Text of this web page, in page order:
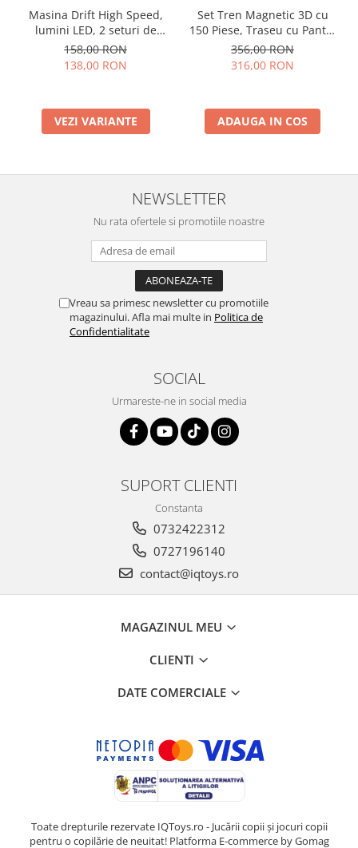
Masina Drift High Speed,
lumini LED, 2 seturi de
Anvelope, pentru Copii +8
ani si Adulti , acumulator
inclus 26x13x12cm
158,00 RON
138,00 RON
VEZI VARIANTE
Set Tren Magnetic 3D cu
150 Piese, Traseu cu Pante,
Buclă, Poduri și Cuburi
Colorate, Jucarie Educativa,
3-8 ani
356,00 RON
316,00 RON
ADAUGA IN COS
NEWSLETTER
Nu rata ofertele si promotiile noastre
Vreau sa primesc newsletter cu promotiile
magazinului. Afla mai multe in Politica de
Confidentialitate
SOCIAL
Urmareste-ne in social media
SUPORT CLIENTI
Constanta
0732422312
0727196140
contact@iqtoys.ro
MAGAZINUL MEU
CLIENTI
DATE COMERCIALE
Toate drepturile rezervate IQToys.ro - Jucării copii și jocuri copii
pentru o copilărie de neuitat! Platforma E-commerce by Gomag